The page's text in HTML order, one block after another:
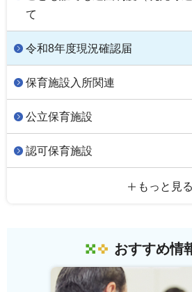
て
令和8年度現況確認届
保育施設入所関連
公立保育施設
認可保育施設
もっと見る
おすすめ情